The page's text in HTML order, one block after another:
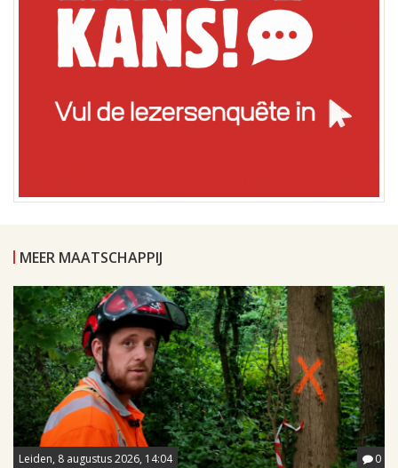
MEER MAATSCHAPPIJ
Leiden, 8 augustus 2026, 14:04 0